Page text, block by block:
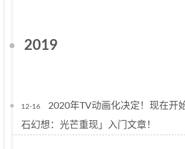
2019
12-16
2020年TV动画化决定！现在开
石幻想：光芒重现」入门文章！